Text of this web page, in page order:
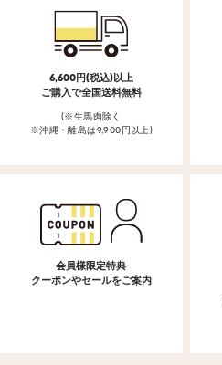
6,600円(税込)以上
ご購入で全国送料無料
(※生馬肉除く
※沖縄・離島は9,900円以上)
会員様限定特典
クーポンやセールをご案内